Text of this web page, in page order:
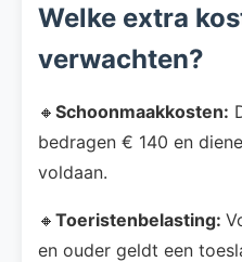
Welke extra
verwachten?
🔸 Schoonmaakkosten:
bedragen € 140 en
voldaan.
🔸 Toeristenbelasting:
en ouder geldt een